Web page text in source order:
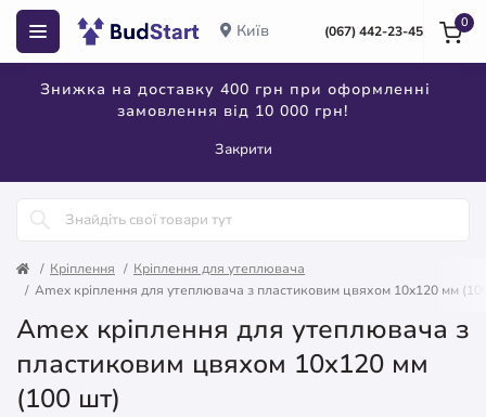
Київ (067) 442-23-45
Знижка на доставку 400 грн при оформленні
замовлення від 10 000 грн!
Закрити
0
Кріплення
Кріплення для утеплювача
Amex кріплення для утеплювача з пластиковим цвяхом 10x120 мм
Amex кріплення для утеплювача з
пластиковим цвяхом 10x120 мм
(100 шт)